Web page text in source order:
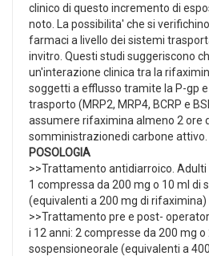
clinico di questo incremento di
noto. La possibilita' che si
farmaci a livello dei sistemi
invitro. Questi studi suggeriscono
un'interazione clinica tra la
soggetti a efflusso tramite la P-gp
trasporto (MRP2, MRP4, BCRP e
assumere rifaximina almeno 2 ore
somministrazionedi carbone attivo.
POSOLOGIA
>>Trattamento antidiarroico. Adulti
1 compressa da 200 mg o 10 ml di
(equivalenti a 200 mg di rifaximina)
>>Trattamento pre e post-
i 12 anni: 2 compresse da 200 mg o
sospensioneorale (equivalenti a